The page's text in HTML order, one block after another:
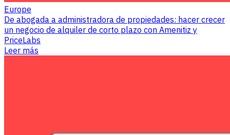
Europe
De abogada a administradora de propiedades: hacer crecer
un negocio de alquiler de corto plazo con Amenitiz y
PriceLabs
Leer más